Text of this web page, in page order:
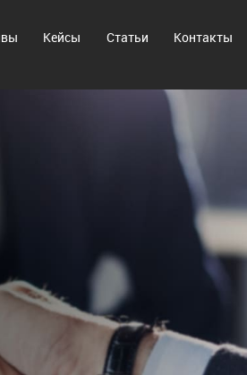
Кейсы Статьи Контакты